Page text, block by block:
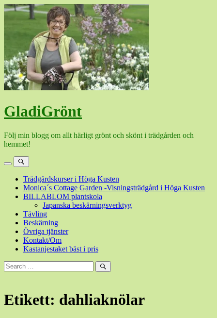
Hoppa
GladiGrönt
Följ min blogg om allt härligt grönt och skönt i trädgården och
hemmet!
MenySök
Trädgårdskurser i Höga Kusten
Monica´s Cottage Garden -Visningsträdgård i Höga Kusten
BILLABLOM plantskola
Japanska beskärningsverktyg
Tävling
Beskärning
Övriga tjänster
Kontakt/Om
Kastanjestaket bäst i pris
Sök
efter:
Sök
Etikett: dahliaknölar